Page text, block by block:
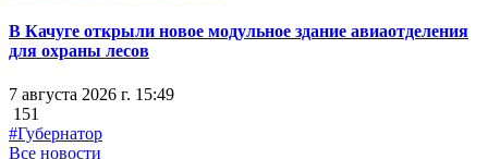
В Качуге открыли новое модульное здание авиаотделения
для охраны лесов
7 августа 2026 г. 15:49
151
#Губернатор
Все новости